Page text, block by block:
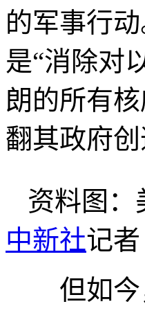
的军事行
是“消除对
朗的所有
翻其政府创
资料图：
中新社记
但如今，